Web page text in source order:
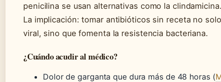
penicilina se usan alternativas como la
La implicación: tomar antibióticos sin receta no
viral, sino que fomenta la resistencia bacteriana.
¿Cuándo acudir al médico?
Dolor de garganta que dura más de 48 horas (